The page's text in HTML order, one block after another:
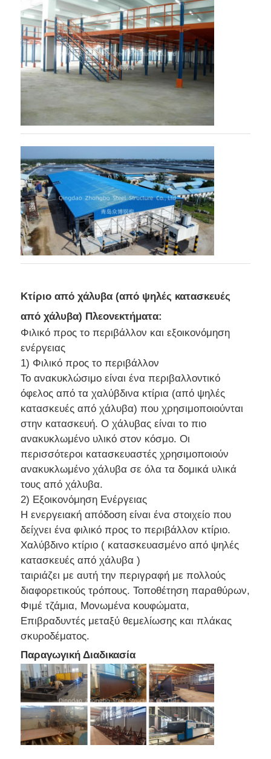
Κτίριο από χάλυβα (από ψηλές κατασκευές
από χάλυβα) Πλεονεκτήματα:
Φιλικό προς το περιβάλλον και εξοικονόμηση
ενέργειας
1) Φιλικό προς το περιβάλλον
Το ανακυκλώσιμο είναι ένα περιβαλλοντικό
όφελος από τα χαλύβδινα κτίρια (από ψηλές
κατασκευές από χάλυβα) που χρησιμοποιούνται
στην κατασκευή. Ο χάλυβας είναι το πιο
ανακυκλωμένο υλικό στον κόσμο. Οι
περισσότεροι κατασκευαστές χρησιμοποιούν
ανακυκλωμένο χάλυβα σε όλα τα δομικά υλικά
τους από χάλυβα.
2) Εξοικονόμηση Ενέργειας
Η ενεργειακή απόδοση είναι ένα στοιχείο που
δείχνει ένα φιλικό προς το περιβάλλον κτίριο.
Χαλύβδινο κτίριο ( κατασκευασμένο από ψηλές
κατασκευές από χάλυβα )
ταιριάζει με αυτή την περιγραφή με πολλούς
διαφορετικούς τρόπους. Τοποθέτηση παραθύρων,
Φιμέ τζάμια, Μονωμένα κουφώματα,
Επιβραδυντές μεταξύ θεμελίωσης και πλάκας
σκυροδέματος.
Παραγωγική Διαδικασία